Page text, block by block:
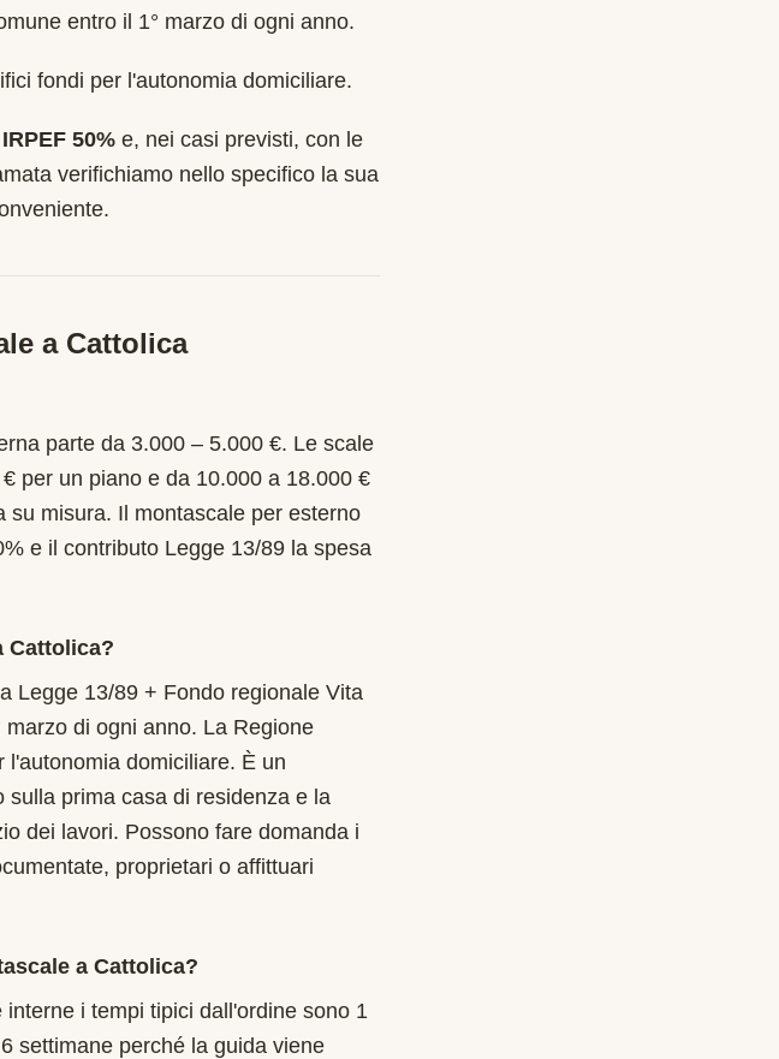
entro il 1° marzo di ogni anno.
fondi per l'autonomia domiciliare.
50% e, nei casi previsti, con le
verifichiamo nello specifico la sua
a Cattolica
parte da 3.000 – 5.000 €. Le scale
per un piano e da 10.000 a 18.000 €
su misura. Il montascale per esterno
e il contributo Legge 13/89 la spesa
Cattolica?
Legge 13/89 + Fondo regionale Vita
di ogni anno. La Regione
domiciliare. È un
prima casa di residenza e la
dei lavori. Possono fare domanda i
proprietari o affittuari
a Cattolica?
i tempi tipici dall'ordine sono 1
settimane perché la guida viene